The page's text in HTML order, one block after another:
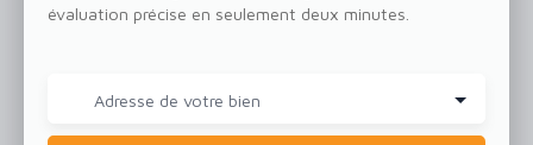
évaluation précise en seulement deux minutes.
Adresse de votre bien